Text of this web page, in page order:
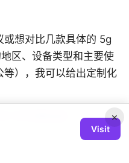
想对比几款具体的 5g
区、设备类型和主要使
等），我可以给出定制化
的完整指南 ×
Visit